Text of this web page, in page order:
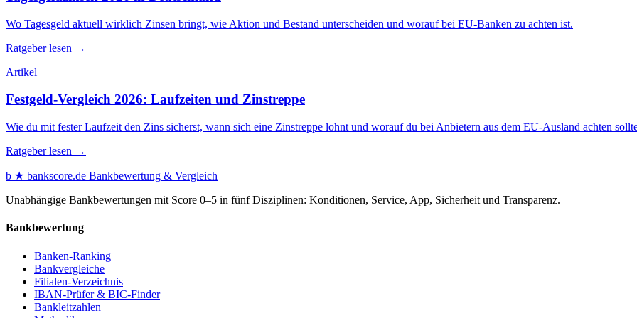
Wo Tagesgeld aktuell wirklich Zinsen bringt, wie Aktion und Bestand unterscheiden und worauf bei EU-Banken zu achten ist.
Ratgeber lesen →
Artikel
Festgeld-Vergleich 2026: Laufzeiten und Zinstreppe
Wie du mit fester Laufzeit den Zins sicherst, wann sich eine Zinstreppe lohnt und worauf du bei Anbietern aus dem EU-Ausland achten
Ratgeber lesen →
b ★ bankscore.de Bankbewertung & Vergleich
Unabhängige Bankbewertungen mit Score 0–5 in fünf Disziplinen: Konditionen, Service, App, Sicherheit und Transparenz.
Bankbewertung
Banken-Ranking
Bankvergleiche
Filialen-Verzeichnis
IBAN-Prüfer & BIC-Finder
Bankleitzahlen